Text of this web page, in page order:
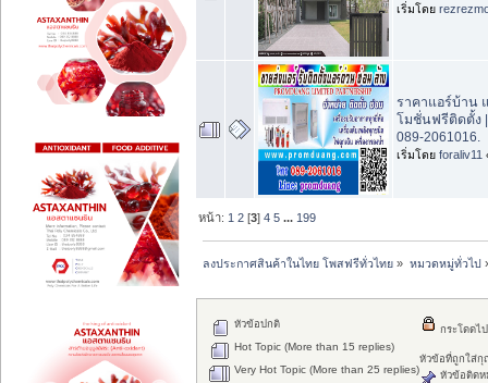
เริ่มโดย
ราคาแอร์บ้าน
โมชั่นฟรีติดตั้ง
089-2061016.
เริ่มโดย foraliv11
หน้า: 1 2 [3]4 5 ... 199
ลงประกาศสินค้าในไทย โพสฟรีทั่วไทย » หมวดหมู่ทั่วไป
กระโดดไ
หัวข้อปกติ
Hot Topic (More than 15 replies)
Very Hot Topic (More than 25 replies)
หัวข้อที่ถูกใส่กุ
หัวข้อติดห